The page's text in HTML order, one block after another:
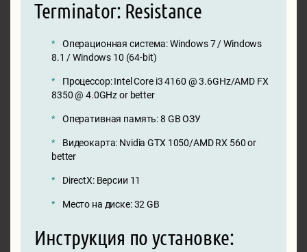
Terminator: Resistance
Операционная система: Windows 7 / Windows
8.1 / Windows 10 (64-bit)
Процессор: Intel Core i3 4160 @ 3.6GHz/AMD FX
8350 @ 4.0GHz or better
Оперативная память: 8 GB ОЗУ
Видеокарта: Nvidia GTX 1050/AMD RX 560 or
better
DirectX: Версии 11
Место на диске: 32 GB
Инструкция по установке: